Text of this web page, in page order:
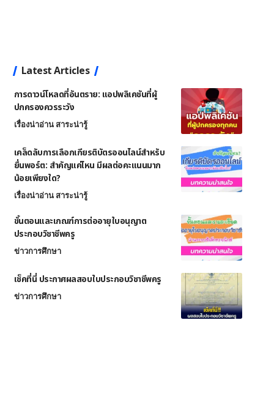
Latest Articles
การดาวน์โหลดที่อันตราย: แอปพลิเคชันที่ผู้
ปกครองควรระวัง
เรื่องน่าอ่าน สาระน่ารู้
เคล็ดลับการเลือกเกียรติบัตรออนไลน์สำหรับ
ยื่นพอร์ต: สำคัญแค่ไหน มีผลต่อคะแนนมาก
น้อยเพียงใด?
เรื่องน่าอ่าน สาระน่ารู้
ขั้นตอนและเกณฑ์การต่ออายุใบอนุญาต
ประกอบวิชาชีพครู
ข่าวการศึกษา
เช็คที่นี่ ประกาศผลสอบใบประกอบวิชาชีพครู
ข่าวการศึกษา